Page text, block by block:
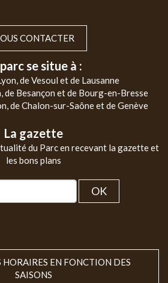
CONTACTER
se situe à :
de Vesoul et de Lausanne
de Besançon et de Bourg-en-Bresse
de Chalon-sur-Saône et de Genève
La gazette
du Parc en recevant la gazette et
les bons plans
OK
HORAIRES EN FONCTION DES
SAISONS